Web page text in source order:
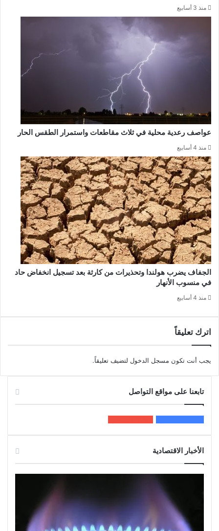
منذ 3 أسابيع
عواصف رعدية محلية في ثلاث مقاطعات واستمرار الطقس الحار
منذ 4 أسابيع
الجفاف يضرب هولندا وتحذيرات من كارثة بعد تسجيل انخفاض حاد
في منسوب الأنهار
منذ 4 أسابيع
اترك تعليقاً
يجب أنت تكون مسجل الدخول لتضيف تعليقاً.
تابعنا على مواقع التواصل
الأخبار الاقتصادية